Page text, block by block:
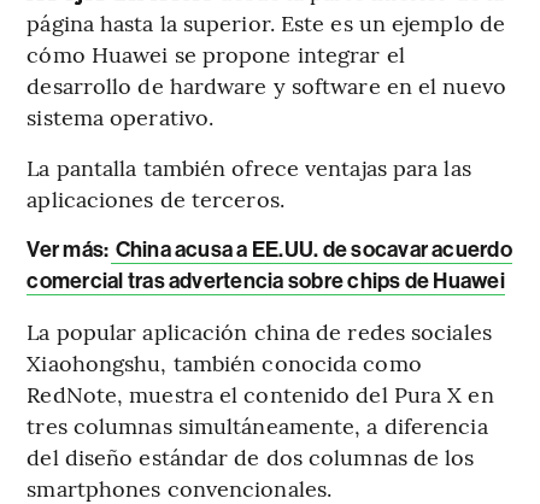
página hasta la superior. Este es un ejemplo de
cómo Huawei se propone integrar el
desarrollo de hardware y software en el nuevo
sistema operativo.
La pantalla también ofrece ventajas para las
aplicaciones de terceros.
Ver más: China acusa a EE.UU. de socavar acuerdo
comercial tras advertencia sobre chips de Huawei
La popular aplicación china de redes sociales
Xiaohongshu, también conocida como
RedNote, muestra el contenido del Pura X en
tres columnas simultáneamente, a diferencia
del diseño estándar de dos columnas de los
smartphones convencionales.